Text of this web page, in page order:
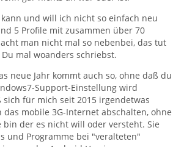
und will ich nicht so einfach neu
5 Profile mit zusammen über 70
man nicht mal so nebenbei, das tut
mal woanders schriebst.
neue Jahr kommt auch so, ohne daß du
Support-Einstellung wird
sich für mich seit 2015 irgendetwas
mobile 3G-Internet abschalten, ohne
der es nicht will oder versteht. Sie
und Programme bei "veralteten"